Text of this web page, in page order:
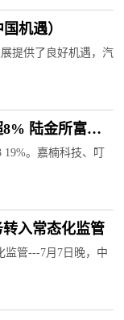
机遇）
提供了良好机遇，汽
陆金所富途
。嘉楠科技、叮
入常态化监管
监管---7月7日晚，中